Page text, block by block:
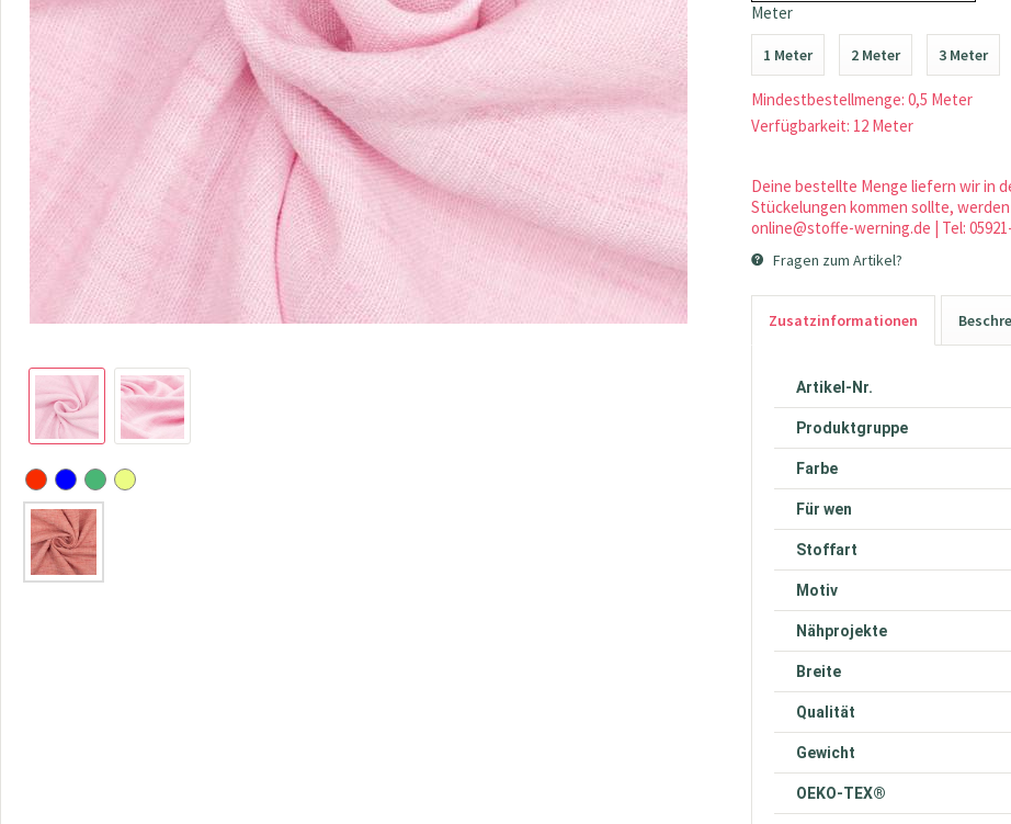
Meter
1 Meter 2 Meter 3 Meter
Mindestbestellmenge: 0,5 Meter
Verfügbarkeit: 12 Meter
Deine bestellte Menge liefern wir in
Stückelungen kommen sollte,
online@stoffe-werning.de | Tel:
Fragen zum Artikel?
Zusatzinformationen
Artikel-Nr.
Produktgruppe
Farbe
Für wen
Stoffart
Motiv
Nähprojekte
Breite
Qualität
Gewicht
OEKO-TEX®